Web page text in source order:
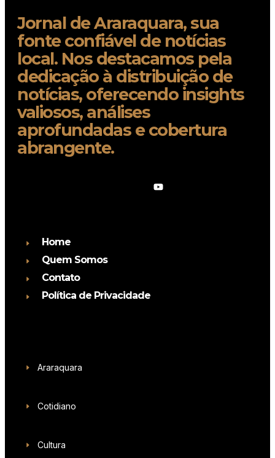
Jornal de Araraquara, sua
fonte confiável de notícias
local. Nos destacamos pela
dedicação à distribuição de
notícias, oferecendo insights
valiosos, análises
aprofundadas e cobertura
abrangente.
Home
Quem Somos
Contato
Política de Privacidade
Araraquara
Cotidiano
Cultura